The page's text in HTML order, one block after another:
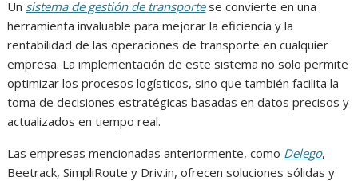
Un sistema de gestión de transportese convierte en una
herramienta invaluable para mejorar la eficiencia y la
rentabilidad de las operaciones de transporte en cualquier
empresa. La implementación de este sistema no solo permite
optimizar los procesos logísticos, sino que también facilita la
toma de decisiones estratégicas basadas en datos precisos y
actualizados en tiempo real.
Las empresas mencionadas anteriormente, como Delego,
Beetrack, SimpliRoute y Driv.in, ofrecen soluciones sólidas y